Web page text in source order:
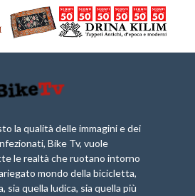
la qualità delle immagini e dei
Bike Tv, vuole
le realtà che ruotano intorno
mondo della bicicletta,
sia quella ludica, sia quella più